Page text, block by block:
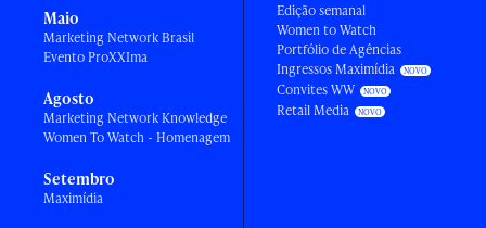
Maio
Marketing Network Brasil
Evento ProXXIma
Agosto
Marketing Network Knowledge
Women To Watch - Homenagem
Setembro
Maximídia
Edição semanal
Women to Watch
Portfólio de Agências
Ingressos Maximídia
Convites WW
Retail Media